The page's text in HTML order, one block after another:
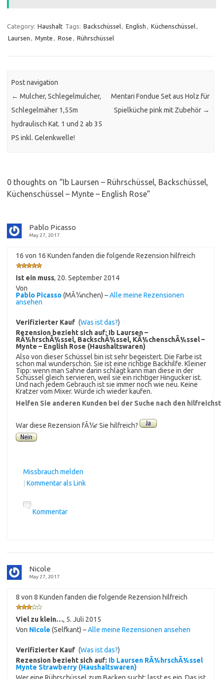
Category: Haushalt Tags: Backschüssel, English , Küchenschüssel,
Laursen , Mynte , Rose , Rührschüssel
Post navigation
← Mulcher, Schlegelmulcher,
Schlegelmäher 1,55m
hydraulisch Kat. 1 und 2 ab 35
PS inkl. Gelenkwelle!
Mentari Fondue Set aus Holz für
Spielküche pink mit Zubehör →
0 thoughts on “Ib Laursen – Rührschüssel, Backschüssel,
Küchenschüssel – Mynte – English Rose”
Pablo Picasso
May 27, 2017
16 von 16 Kunden fanden die folgende Rezension hilfreich
Ist ein muss, 20. September 2014
Von
Pablo Picasso (MÃ¼nchen) –Alle meine Rezensionen
ansehen
Verifizierter Kauf (Was ist das?)
Rezension bezieht sich auf: Ib Laursen –
RÃ¼hrschÃ¼ssel, BackschÃ¼ssel, KÃ¼chenschÃ¼ssel –
Mynte – English Rose (Haushaltswaren)
Also von dieser Schüssel bin ist sehr begeistert. Die Farbe ist
schon mal wunderschön. Sie ist eine richtige Backhilfe. Kleiner
Tipp: wenn man Sahne darin schlägt kann man diese in der
Schüssel gleich servieren, weil sie ein richtiger Hingucker ist.
Und nach jedem Gebrauch ist sie immer noch wie neu. Keine
Kratzer vom Mixer. Würde ich wieder kaufen.
Helfen Sie anderen Kunden bei der Suche nach den
War diese Rezension fÃ¼r Sie hilfreich?
Missbrauch melden
Kommentar als Link
Kommentar
Nicole
May 27, 2017
8 von 8 Kunden fanden die folgende Rezension hilfreich
Viel zu klein…, 5. Juli 2015
Von Nicole (Selfkant) –Alle meine Rezensionen ansehen
Verifizierter Kauf (Was ist das?)
Rezension bezieht sich auf: Ib Laursen RÃ¼hrschÃ¼ssel
Mynte Strawberry (Haushaltswaren)